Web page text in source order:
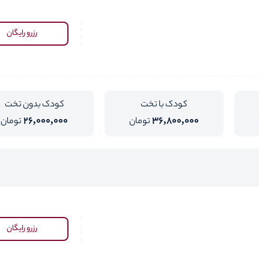
رزرو رایگان
کودک با تخت
36,800,000تومان
کودک بدون تخت
26,000,000تومان
رزرو رایگان